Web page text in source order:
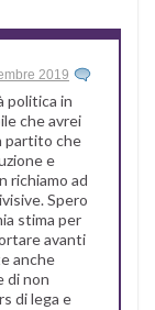
2019
politica in
che avrei
partito che
e
richiamo ad
Spero
stima per
avanti
anche
di non
di lega e